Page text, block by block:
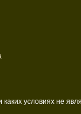
условиях не